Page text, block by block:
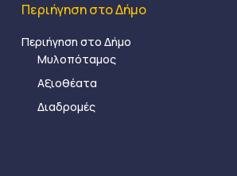
Περιήγηση στο Δήμο
Περιήγηση στο Δήμο
Μυλοπόταμος
Αξιοθέατα
Διαδρομές